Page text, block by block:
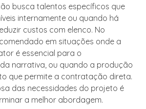
busca talentos específicos que
internamente ou quando há
custos com elenco. No
em situações onde a
é essencial para o
narrativa, ou quando a produção
que permite a contratação direta.
das necessidades do projeto é
a melhor abordagem.